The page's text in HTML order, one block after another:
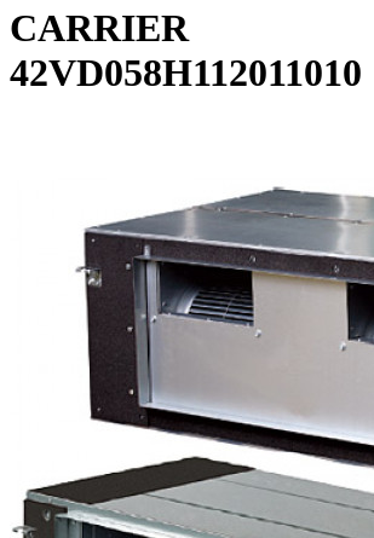
CARRIER
42VD058H112011010